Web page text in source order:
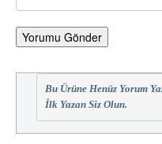
Yorumu Gönder
Bu Ürüne Henüz Yorum
İlk Yazan Siz Olun.